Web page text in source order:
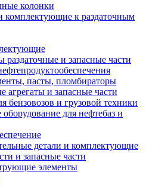
колонки
комплектующие к раздаточным
раздаточные и запасные части
пасты, пломбираторы
агрегаты и запасные части
бензовозов и грузовой техники
оборудование для нефтебаз и
детали и комплектующие
и запасные части
элементы